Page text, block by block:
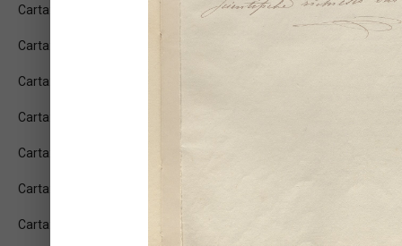
Carta: 4r
Carta: 4v
Carta: 5r
Carta: 5v
Carta: 6r
Carta: 6v
Carta: 7r